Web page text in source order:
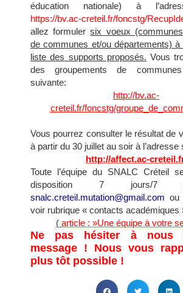
éducation nationale) à
https://bv.ac-creteil.fr/foncstg/
allez formulersix voeux
de communes et/ou départements)
liste des supports proposés. Vous
des groupements de
suivante:
http://bv.ac-
creteil.fr/foncstg/
Vous pourrez consulter le résultat de
à partir du 30 juillet au soir à l’adresse
http://affect.ac-
Toute l’équipe du SNALC Créteil
disposition 7 jours/7
snalc.creteil.mutation@gmail.com ou
voir rubrique « contacts académiques
( article : »Une équipe à votre
Ne pas hésiter à nous
message ! Nous vous
plus tôt possible !